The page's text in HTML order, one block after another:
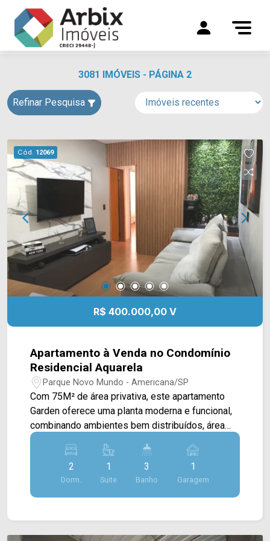
3081 IMÓVEIS - PÁGINA 2
Refinar Pesquisa
Cód. 12069
R$ 400.000,00 V
Apartamento à Venda no Condomínio
Residencial Aquarela
Parque Novo Mundo - Americana/SP
Com 75M² de área privativa, este apartamento
Garden oferece uma planta moderna e funcional,
combinando ambientes bem distribuídos, área
externa exclusiva e excelente aproveitamento
dos espaços, ideal para quem busca o conforto
de uma casa aliado à segurança de um
condomínio. A área social conta com sala de
estar e sala de jantar integradas, proporcionando
2
Dorm.
1
Suite
3
Banho
1
Garagem